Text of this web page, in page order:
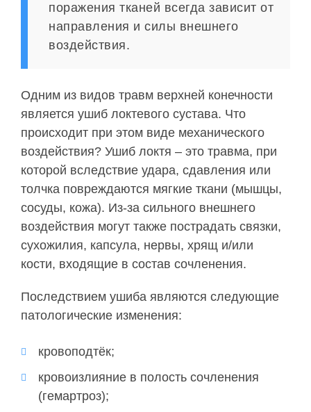
поражения тканей всегда зависит от
направления и силы внешнего
воздействия.
Одним из видов травм верхней конечности
является ушиб локтевого сустава. Что
происходит при этом виде механического
воздействия? Ушиб локтя – это травма, при
которой вследствие удара, сдавления или
толчка повреждаются мягкие ткани (мышцы,
сосуды, кожа). Из-за сильного внешнего
воздействия могут также пострадать связки,
сухожилия, капсула, нервы, хрящ и/или
кости, входящие в состав сочленения.
Последствием ушиба являются следующие
патологические изменения:
кровоподтёк;
кровоизлияние в полость сочленения
(гемартроз);